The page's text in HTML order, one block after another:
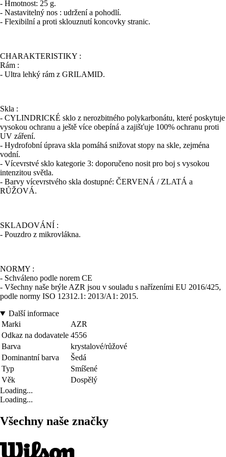
- Hmotnost: 25 g.
- Nastavitelný nos : udržení a pohodlí.
- Flexibilní a proti sklouznutí koncovky stranic.
CHARAKTERISTIKY :
Rám :
- Ultra lehký rám z GRILAMID.
Skla :
- CYLINDRICKÉ sklo z nerozbitného polykarbonátu, které poskytuje
vysokou ochranu a ještě více obepíná a zajišťuje 100% ochranu proti
UV záření.
- Hydrofobní úprava skla pomáhá snižovat stopy na skle, zejména
vodní.
- Vícevrstvé sklo kategorie 3: doporučeno nosit pro boj s vysokou
intenzitou světla.
- Barvy vícevrstvého skla dostupné: ČERVENÁ / ZLATÁ a
RŮŽOVÁ.
SKLADOVÁNÍ :
- Pouzdro z mikrovlákna.
NORMY :
- Schváleno podle norem CE
- Všechny naše brýle AZR jsou v souladu s nařízeními EU 2016/425,
podle normy ISO 12312.1: 2013/A1: 2015.
Další informace
Marki
AZR
Odkaz na dodavatele 4556
Barva
krystalové/růžové
Dominantní barva
Šedá
Typ
Smíšené
Věk
Dospělý
Loading...
Loading...
Všechny naše značky